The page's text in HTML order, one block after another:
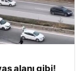
alanı gibi!